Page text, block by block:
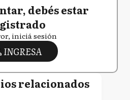
debés estar
iniciá sesión
INGRESA
relacionados